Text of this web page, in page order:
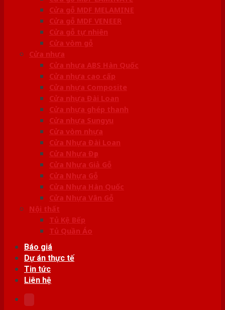
Cửa gỗ MDF MELAMINE
Cửa gỗ MDF VENEER
Cửa gỗ tự nhiên
Cửa vòm gỗ
Cửa nhựa
Cửa nhựa ABS Hàn Quốc
Cửa nhựa cao cấp
Cửa nhựa Composite
Cửa nhựa Đài Loan
Cửa nhựa ghép thanh
Cửa nhựa Sungyu
Cửa vòm nhựa
Cửa Nhựa Đài Loan
Cửa Nhựa Đẹp
Cửa Nhựa Giả Gỗ
Cửa Nhựa Gỗ
Cửa Nhựa Hàn Quốc
Cửa Nhựa Vân Gỗ
Nội thất
Tủ Kệ Bếp
Tủ Quần Áo
Báo giá
Dự án thực tế
Tin tức
Liên hệ